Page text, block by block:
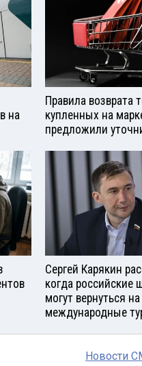
на
Правила возврата
купленных на
предложили
Сергей Карякин
когда российские
могут вернуться на
международные
Новости